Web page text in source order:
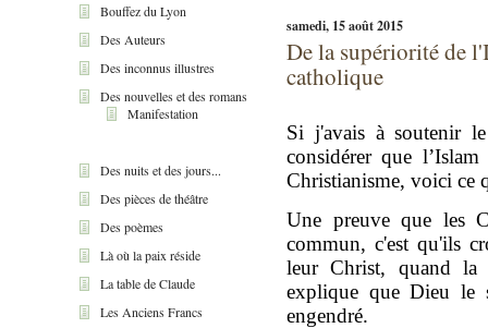
Bouffez du Lyon
Des Auteurs
Des inconnus illustres
Des nouvelles et des romans
Manifestation
Des nuits et des jours...
Des pièces de théâtre
Des poèmes
Là où la paix réside
La table de Claude
Les Anciens Francs
samedi, 15 août 2015
De la supériorité de
catholique
Si j'avais à soutenir
considérer que
Christianisme, voici ce
Une preuve que les
commun, c'est qu'ils
leur Christ, quand la
explique que Dieu le
engendré.